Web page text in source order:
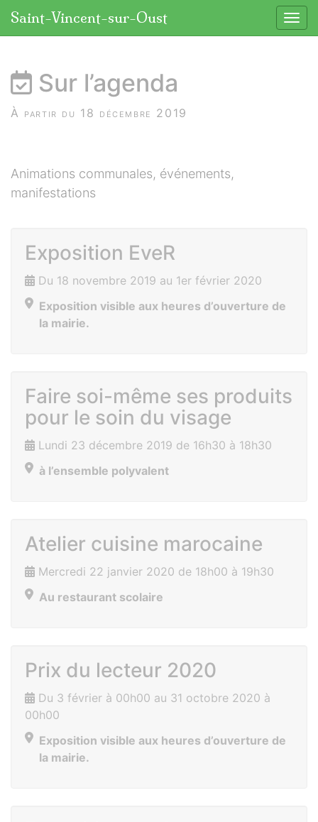
Saint-Vincent-sur-Oust
Sur l’agenda
À partir du 18 décembre 2019
Animations communales, événements,
manifestations
Exposition EveR
Du 18 novembre 2019 au 1er février 2020
Exposition visible aux heures d’ouverture de
la mairie.
Faire soi-même ses produits
pour le soin du visage
Lundi 23 décembre 2019 de 16h30 à 18h30
à l’ensemble polyvalent
Atelier cuisine marocaine
Mercredi 22 janvier 2020 de 18h00 à 19h30
Au restaurant scolaire
Prix du lecteur 2020
Du 3 février à 00h00 au 31 octobre 2020 à
00h00
Exposition visible aux heures d’ouverture de
la mairie.
Panneau de gestion des cookies